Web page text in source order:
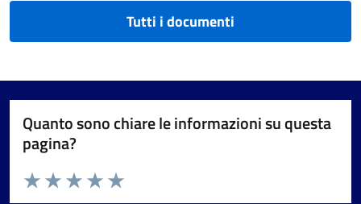
Tutti i documenti
Quanto sono chiare le informazioni su questa
pagina?
Valuta da 1 a 5 stelle la pagina
Valuta 5 stelle su 5
Valuta 4 stelle su 5
Valuta 3 stelle su 5
Valuta 2 stelle su 5
Valuta 1 stelle su 5